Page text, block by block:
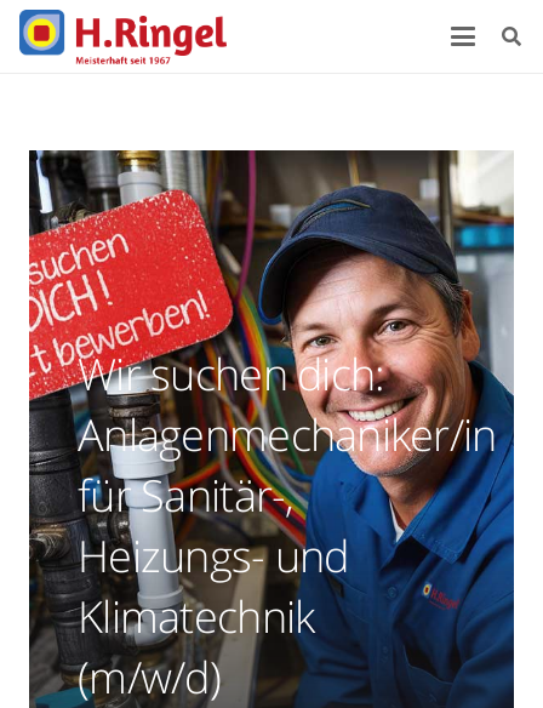
Wir suchen dich:
Anlagenmechaniker/in
für Sanitär-,
Heizungs- und
Klimatechnik
(m/w/d)